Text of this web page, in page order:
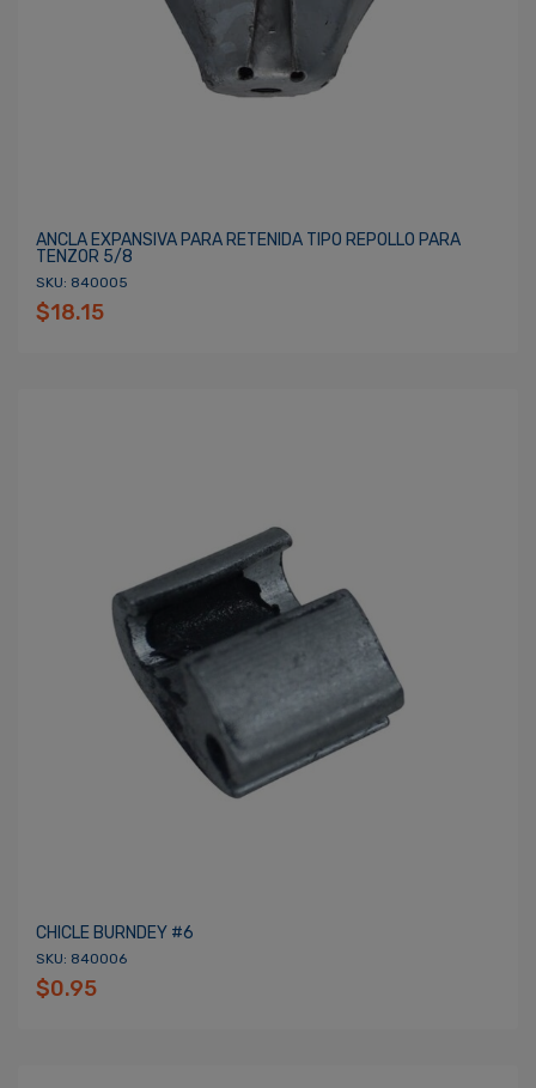
ANCLA EXPANSIVA PARA RETENIDA TIPO REPOLLO PARA
TENZOR 5/8
SKU: 840005
$18.15
CHICLE BURNDEY #6
SKU: 840006
$0.95